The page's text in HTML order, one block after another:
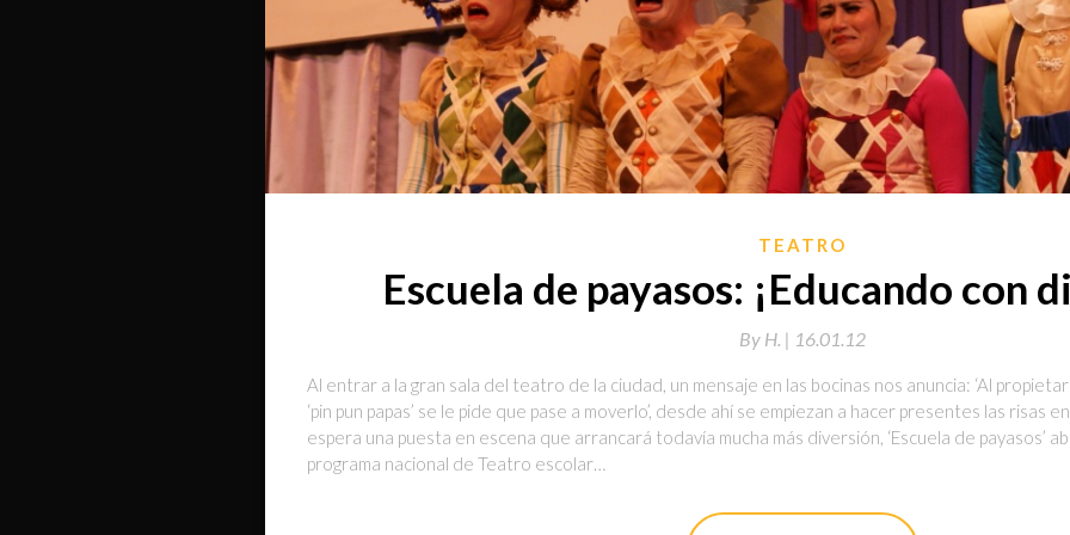
TEATRO
Escuela de payasos: ¡Educando con
By H. | 16.01.12
Al entrar a la gran sala del teatro de la ciudad, un mensaje en las bocinas nos anuncia: ‘Al
‘pin pun papas’ se le pide que pase a moverlo’, desde ahí se empiezan a hacer presentes las risas
espera una puesta en escena que arrancará todavía mucha más diversión, ‘Escuela de payasos’
programa nacional de Teatro escolar…